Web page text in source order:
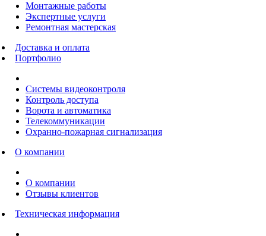
Монтажные работы
Экспертные услуги
Ремонтная мастерская
Доставка и оплата
Портфолио
Системы видеоконтроля
Контроль доступа
Ворота и автоматика
Телекоммуникации
Охранно-пожарная сигнализация
О компании
О компании
Отзывы клиентов
Техническая информация